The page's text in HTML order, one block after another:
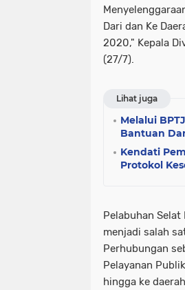
Dari dan Ke
2020," Kepala
(27/7).
Lihat juga
Melalui
Bantuan
Kendati
Protokol
Pelabuhan
menjadi salah
Perhubungan
Pelayanan
hingga ke